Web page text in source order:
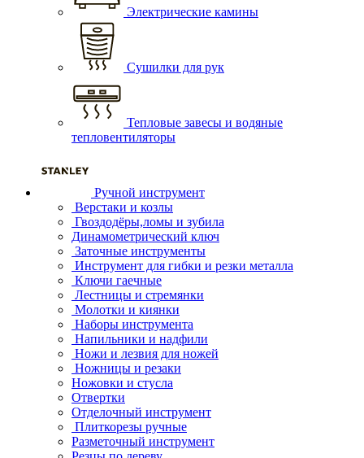
Электрические камины
Сушилки для рук
Тепловые завесы и водяные
тепловентиляторы
Ручной инструмент
Верстаки и козлы
Гвоздодёры,ломы и зубила
Динамометрический ключ
Заточные инструменты
Инструмент для гибки и резки металла
Ключи гаечные
Лестницы и стремянки
Молотки и киянки
Наборы инструмента
Напильники и надфили
Ножи и лезвия для ножей
Ножницы и резаки
Ножовки и стусла
Отвертки
Отделочный инструмент
Плиткорезы ручные
Разметочный инструмент